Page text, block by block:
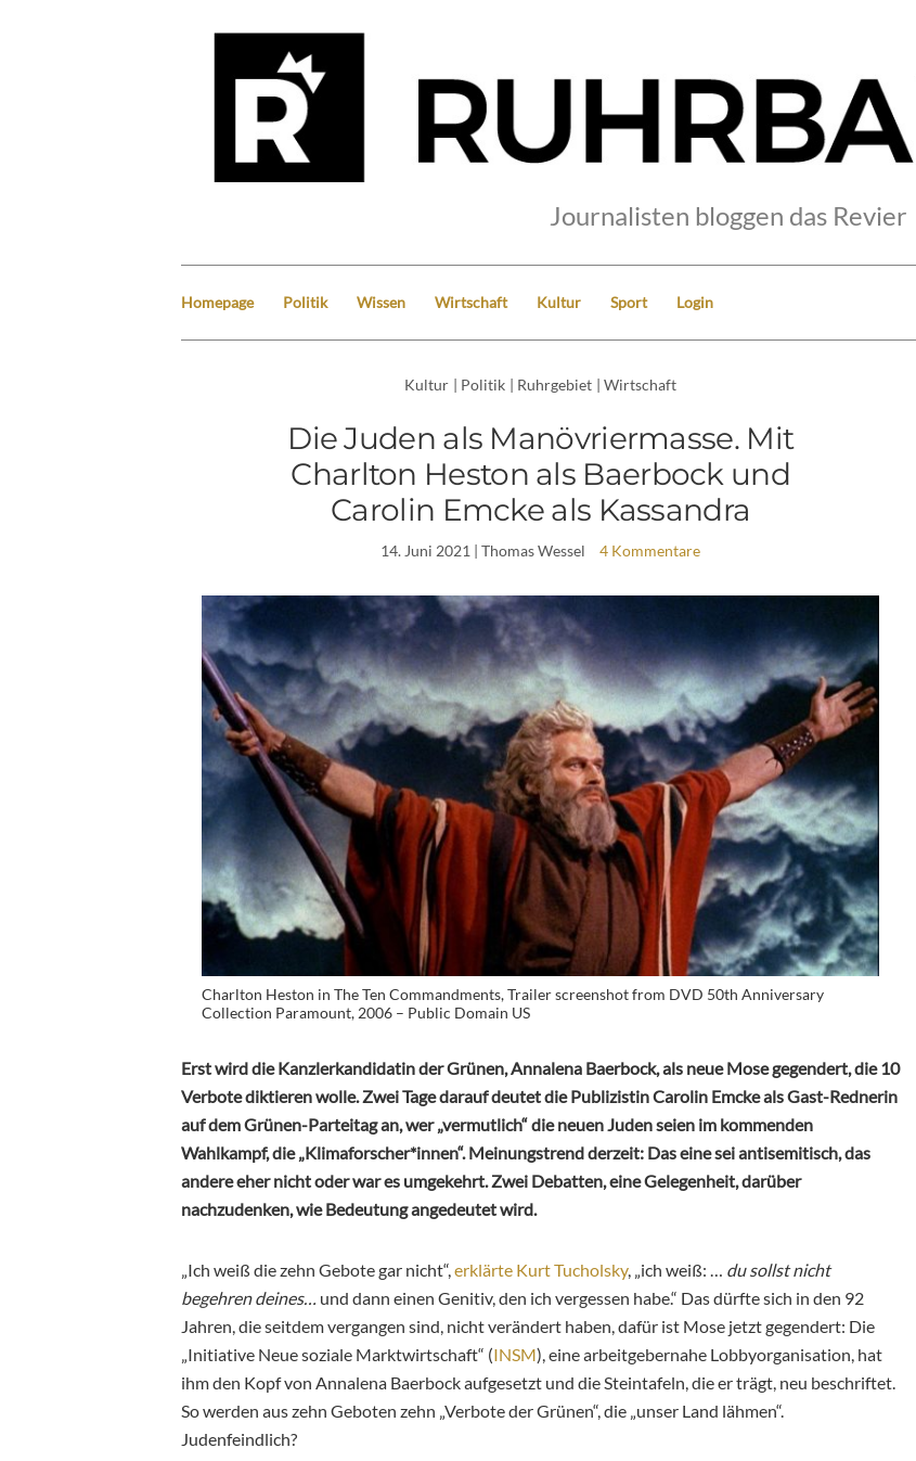
Journalisten bloggen das Revier
Homepage Politik Wissen Wirtschaft Kultur Sport Login
Kultur | Politik | Ruhrgebiet | Wirtschaft
Die Juden als Manövriermasse. Mit
Charlton Heston als Baerbock und
Carolin Emcke als Kassandra
14. Juni 2021 | Thomas Wessel 4 Kommentare
Charlton Heston in The Ten Commandments, Trailer screenshot from DVD 50th Anniversary
Collection Paramount, 2006 – Public Domain US
Erst wird die Kanzlerkandidatin der Grünen, Annalena Baerbock, als neue Mose gegendert, die 10
Verbote diktieren wolle. Zwei Tage darauf deutet die Publizistin Carolin Emcke als Gast-Rednerin
auf dem Grünen-Parteitag an, wer „vermutlich“ die neuen Juden seien im kommenden
Wahlkampf, die „Klimaforscher*innen“. Meinungstrend derzeit: Das eine sei antisemitisch, das
andere eher nicht oder war es umgekehrt. Zwei Debatten, eine Gelegenheit, darüber
nachzudenken, wie Bedeutung angedeutet wird.
„Ich weiß die zehn Gebote gar nicht“,erklärte Kurt Tucholsky, „ich weiß: … du sollst nicht
begehren deines… und dann einen Genitiv, den ich vergessen habe.“ Das dürfte sich in den 92
Jahren, die seitdem vergangen sind, nicht verändert haben, dafür ist Mose jetzt gegendert: Die
„Initiative Neue soziale Marktwirtschaft“ (INSM), eine arbeitgebernahe Lobbyorganisation, hat
ihm den Kopf von Annalena Baerbock aufgesetzt und die Steintafeln, die er trägt, neu beschriftet.
So werden aus zehn Geboten zehn „Verbote der Grünen“, die „unser Land lähmen“.
Judenfeindlich?